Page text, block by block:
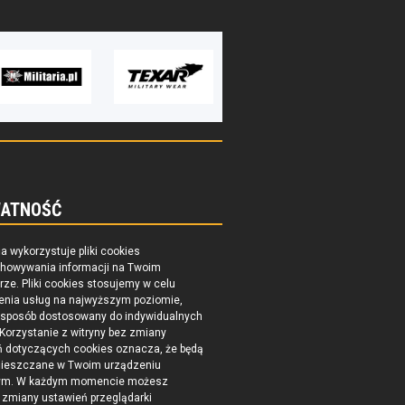
wykorzystuje pliki cookies
informacji na Twoim
Pliki cookies stosujemy w celu
usług na najwyższym poziomie,
dostosowany do indywidualnych
z witryny bez zmiany
dotyczących cookies oznacza, że będą
w Twoim urządzeniu
W każdym momencie możesz
zmiany ustawień przeglądarki